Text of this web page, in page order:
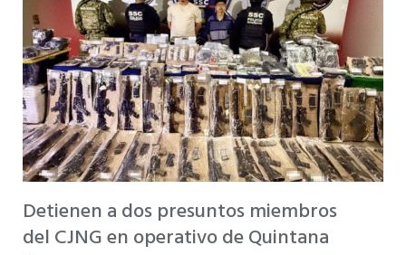
Detienen a dos presuntos miembros
del CJNG en operativo de Quintana